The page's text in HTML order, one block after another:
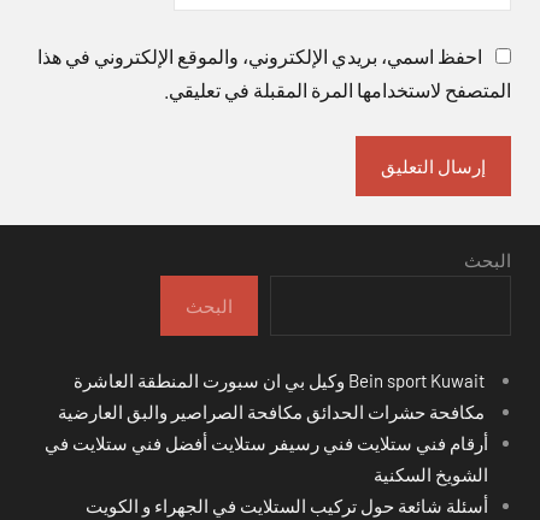
احفظ اسمي، بريدي الإلكتروني، والموقع الإلكتروني في هذا
المتصفح لاستخدامها المرة المقبلة في تعليقي.
البحث
البحث
مكافحة حشرات الحدائق مكافحة الصراصير والبق العارضية
أرقام فني ستلايت فني رسيفر ستلايت أفضل فني ستلايت في
الشويخ السكنية
أسئلة شائعة حول تركيب الستلايت في الجهراء و الكويت